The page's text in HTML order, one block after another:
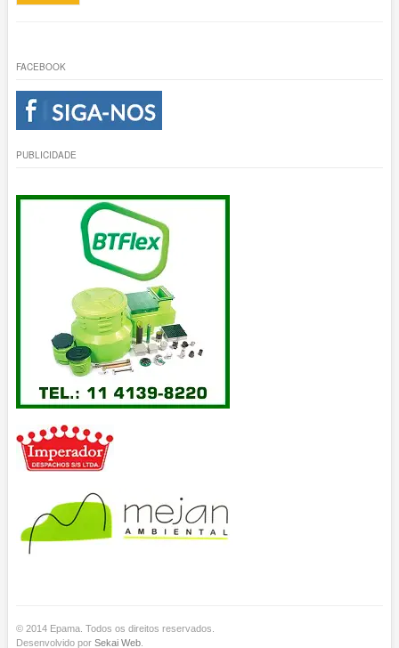
FACEBOOK
PUBLICIDADE
© 2014 Epama. Todos os direitos reservados.
Desenvolvido por Sekai Web.